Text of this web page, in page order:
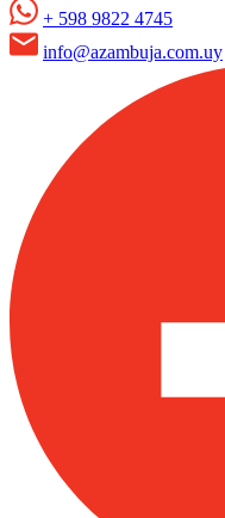
+ 598 9822 4745
info@azambuja.com.uy